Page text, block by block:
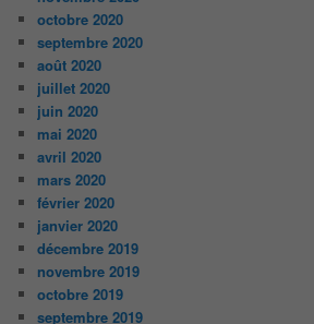
octobre 2020
septembre 2020
août 2020
juillet 2020
juin 2020
mai 2020
avril 2020
mars 2020
février 2020
janvier 2020
décembre 2019
novembre 2019
octobre 2019
septembre 2019